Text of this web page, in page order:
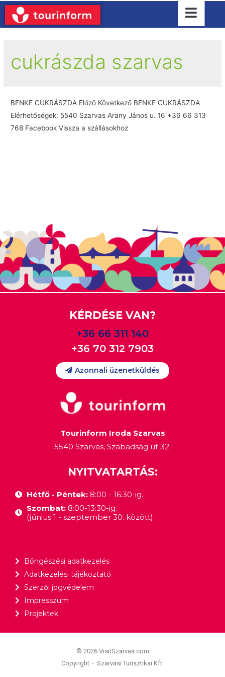
cukrászda szarvas
BENKE CUKRÁSZDA Előző Következő BENKE CUKRÁSZDA
Elérhetőségek: 5540 Szarvas Arany János u. 16 +36 66 313
768 Facebook Vissza a szállásokhoz
KÉRDÉSE VAN?
+36 66 311 140
+36 70 312 7903
Azonnali üzenetküldés
Tourinform Iroda Szarvas
5540 Szarvas, Szabadság út 32.
NYITVATARTÁS:
Hétfő - Péntek:8:00 - 16:30-ig.
Szombat: 8:00-13:30-ig.
(június 1 - szeptember 30. között)
Böngészési adatkezelés
Adatkezelési tájékoztató
Szerzői jogvédelem
Impresszum
Projektek
© 2026 VisitSzarvas.com
Copyright – Szarvasi Turisztikai Kft.